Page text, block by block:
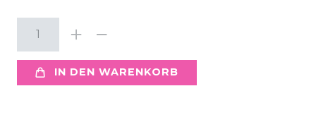
IN DEN WARENKORB